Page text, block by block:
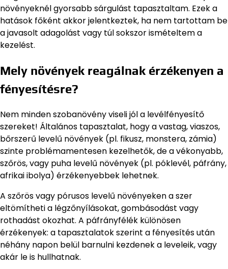
növényeknél gyorsabb sárgulást tapasztaltam. Ezek a
hatások főként akkor jelentkeztek, ha nem tartottam be
a javasolt adagolást vagy túl sokszor ismételtem a
kezelést.
Mely növények reagálnak érzékenyen a
fényesítésre?
Nem minden szobanövény viseli jól a levélfényesítő
szereket! Általános tapasztalat, hogy a vastag, viaszos,
bőrszerű levelű növények (pl. fikusz, monstera, zámia)
szinte problémamentesen kezelhetők, de a vékonyabb,
szőrös, vagy puha levelű növények (pl. póklevél, páfrány,
afrikai ibolya) érzékenyebbek lehetnek.
A szőrös vagy pórusos levelű növényeken a szer
eltömítheti a légzőnyílásokat, gombásodást vagy
rothadást okozhat. A páfrányfélék különösen
érzékenyek: a tapasztalatok szerint a fényesítés után
néhány napon belül barnulni kezdenek a leveleik, vagy
akár le is hullhatnak.